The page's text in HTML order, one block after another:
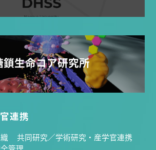
鎖生命コア研究所
連携
共同研究／学術研究・産学官連携